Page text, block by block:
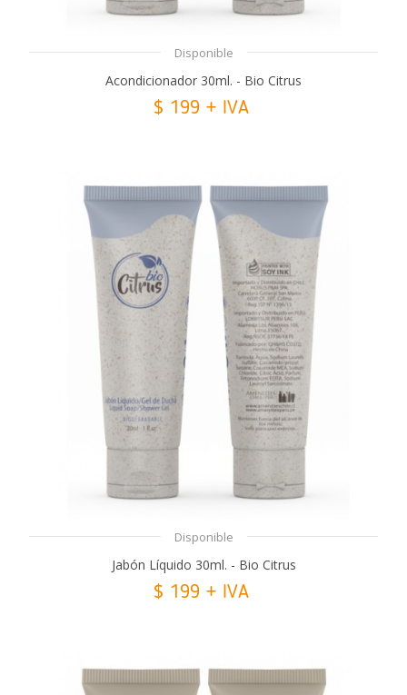
Disponible
Acondicionador 30ml. - Bio Citrus
$ 199 + IVA
Disponible
Jabón Líquido 30ml. - Bio Citrus
$ 199 + IVA